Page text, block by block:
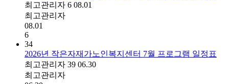
최고관리자 6 08.01
최고관리자
08.01
6
34
2026년 작은자재가노인복지센터 7월 프로그램 일정표
최고관리자 39 06.30
최고관리자